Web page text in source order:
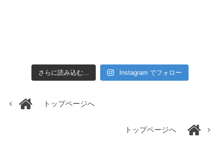
さらに読み込む... Instagram でフォロー
トップページへ
トップページへ